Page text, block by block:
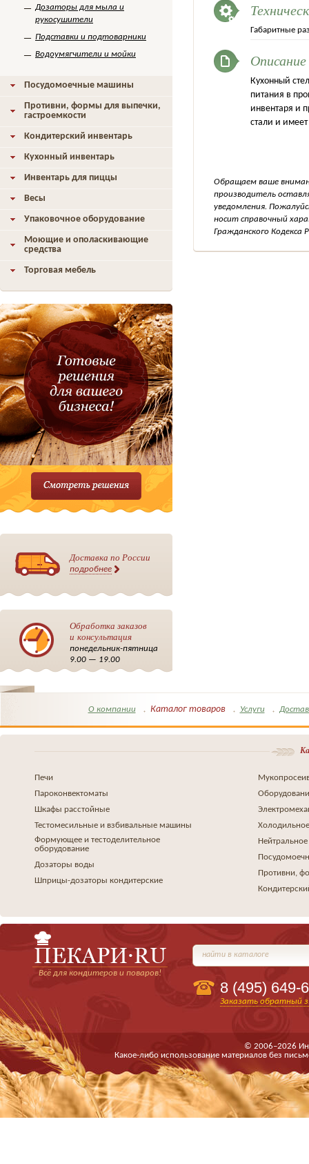
Габаритные
Описание
Кухонный
питания в
инвентаря и
стали и
Обращаем ваше
производитель
уведомления.
носит справочный
Гражданского Кодекса
Дозаторы для мыла и
рукосушители
Подставки и подтоварники
Водоумягчители и мойки
Посудомоечные машины
Противни, формы для выпечки,
гастроемкости
Кондитерский инвентарь
Кухонный инвентарь
Инвентарь для пиццы
Весы
Упаковочное оборудование
Моющие и ополаскивающие
средства
Торговая мебель
Доставка по России
подробнее
Обработка заказов
и консультация
понедельник-пятница
9.00 — 19.00
О компании Каталог товаров Услуги
Печи
Пароконвектоматы
Шкафы расстойные
Тестомесильные и взбивальные машины
Формующее и тестоделительное
оборудование
Дозаторы воды
Шприцы-дозаторы кондитерские
Противни,
Всё для кондитеров и поваров!
найти в каталоге
8 (495) 649-
Заказать обратный
© 2006–2026
Какое-либо использование материалов без